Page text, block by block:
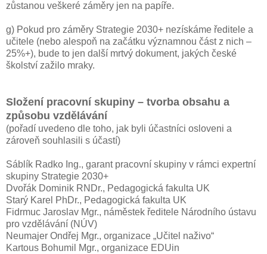
zůstanou veškeré záměry jen na papíře.
g) Pokud pro záměry Strategie 2030+ nezískáme ředitele a
učitele (nebo alespoň na začátku významnou část z nich –
25%+), bude to jen další mrtvý dokument, jakých české
školství zažilo mraky.
Složení pracovní skupiny – tvorba obsahu a
způsobu vzdělávání
(pořadí uvedeno dle toho, jak byli účastníci osloveni a
zároveň souhlasili s účastí)
Sáblík Radko Ing., garant pracovní skupiny v rámci expertní
skupiny Strategie 2030+
Dvořák Dominik RNDr., Pedagogická fakulta UK
Starý Karel PhDr., Pedagogická fakulta UK
Fidrmuc Jaroslav Mgr., náměstek ředitele Národního ústavu
pro vzdělávání (NÚV)
Neumajer Ondřej Mgr., organizace „Učitel naživo“
Kartous Bohumil Mgr., organizace EDUin